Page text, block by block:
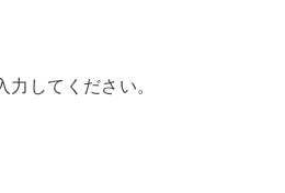
力してください。